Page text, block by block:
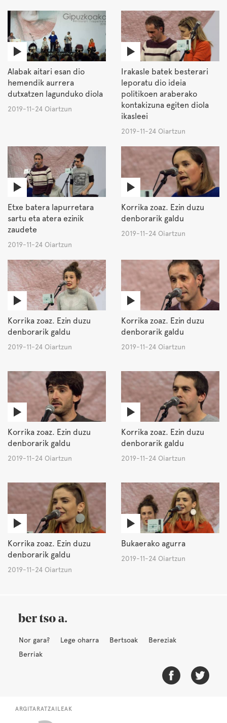
Alabak aitari esan dio
hemendik aurrera
dutxatzen lagunduko diola
2019-11-24 Oiartzun
Irakasle batek besterari
leporatu dio ideia
politikoen araberako
kontakizuna egiten diola
ikasleei
2019-11-24 Oiartzun
Etxe batera lapurretara
sartu eta atera ezinik
zaudete
2019-11-24 Oiartzun
Korrika zoaz. Ezin duzu
denborarik galdu
2019-11-24 Oiartzun
Korrika zoaz. Ezin duzu
denborarik galdu
2019-11-24 Oiartzun
Korrika zoaz. Ezin duzu
denborarik galdu
2019-11-24 Oiartzun
Korrika zoaz. Ezin duzu
denborarik galdu
2019-11-24 Oiartzun
Korrika zoaz. Ezin duzu
denborarik galdu
2019-11-24 Oiartzun
Korrika zoaz. Ezin duzu
denborarik galdu
2019-11-24 Oiartzun
Bukaerako agurra
2019-11-24 Oiartzun
Nor gara? Lege oharra Bertsoak
Bereziak
Berriak
ARGITARATZAILEAK